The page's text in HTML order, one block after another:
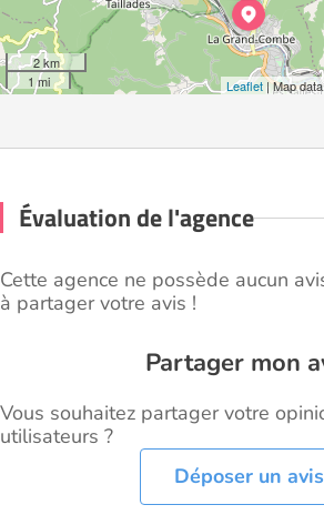
2 km
1 mi
Leaflet| Map
Évaluation de l'agence
Cette agence ne possède aucun
à partager votre avis !
Partager mon
Vous souhaitez partager votre
utilisateurs ?
Déposer un avis